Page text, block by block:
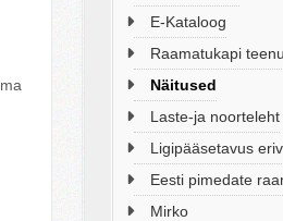
E-Kataloog
Raamatukapi
Näitused
Laste-ja noorteleht
Ligipääsetavus
Eesti pimedate
Mirko